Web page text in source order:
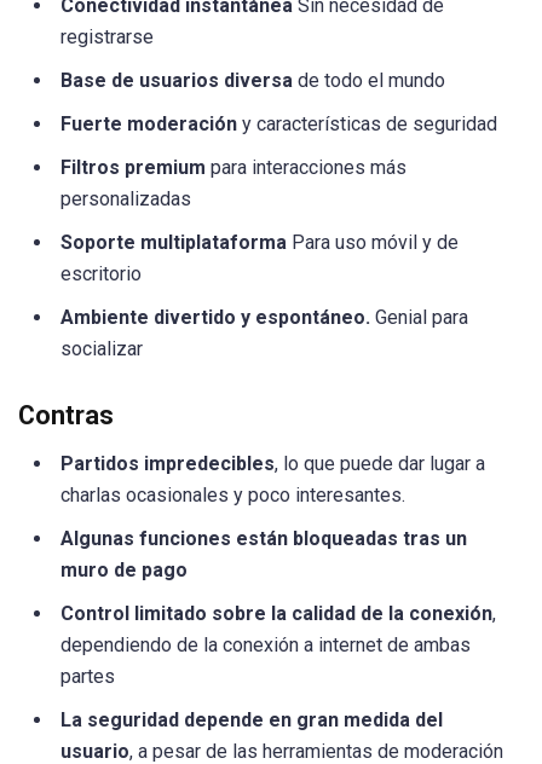
Conectividad instantánea Sin necesidad de
registrarse
Base de usuarios diversa de todo el mundo
Fuerte moderación y características de seguridad
Filtros premium para interacciones más
personalizadas
Soporte multiplataforma Para uso móvil y de
escritorio
Ambiente divertido y espontáneo. Genial para
socializar
Contras
Partidos impredecibles, lo que puede dar lugar a
charlas ocasionales y poco interesantes.
Algunas funciones están bloqueadas tras un
muro de pago
Control limitado sobre la calidad de la conexión,
dependiendo de la conexión a internet de ambas
partes
La seguridad depende en gran medida del
usuario, a pesar de las herramientas de moderación